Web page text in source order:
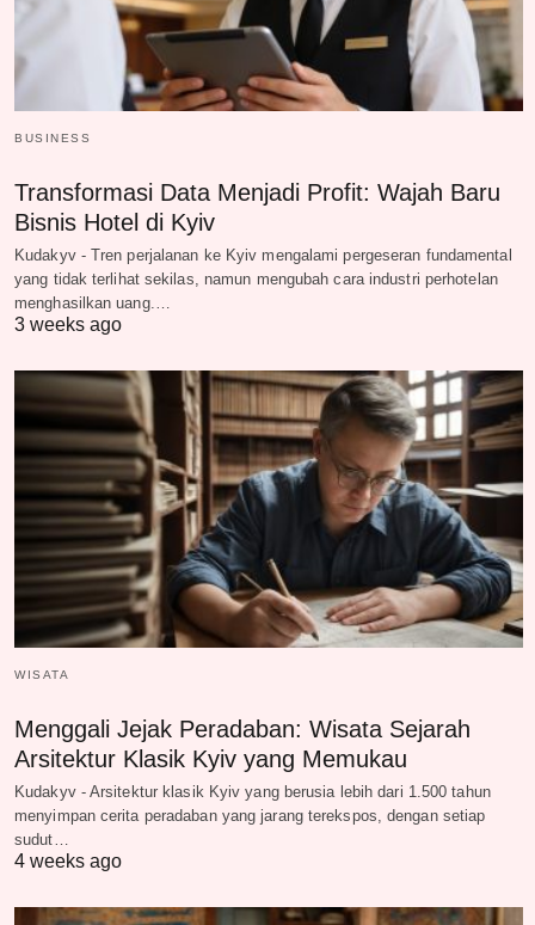
BUSINESS
Transformasi Data Menjadi Profit: Wajah Baru
Bisnis Hotel di Kyiv
Kudakyv - Tren perjalanan ke Kyiv mengalami pergeseran fundamental
yang tidak terlihat sekilas, namun mengubah cara industri perhotelan
menghasilkan uang.…
3 weeks ago
WISATA
Menggali Jejak Peradaban: Wisata Sejarah
Arsitektur Klasik Kyiv yang Memukau
Kudakyv - Arsitektur klasik Kyiv yang berusia lebih dari 1.500 tahun
menyimpan cerita peradaban yang jarang terekspos, dengan setiap
sudut…
4 weeks ago